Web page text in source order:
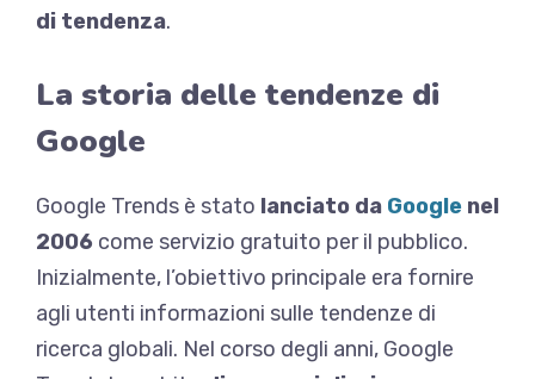
di tendenza.
La storia delle tendenze di
Google
Google Trends è stato lanciato da Google nel
2006 come servizio gratuito per il pubblico.
Inizialmente, l’obiettivo principale era fornire
agli utenti informazioni sulle tendenze di
ricerca globali. Nel corso degli anni, Google